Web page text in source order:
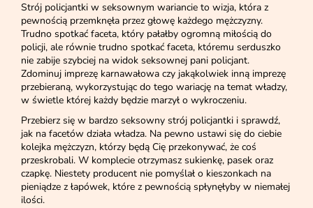
Strój policjantki w seksownym wariancie to wizja, która z
pewnością przemknęła przez głowę każdego mężczyzny.
Trudno spotkać faceta, który pałałby ogromną miłością do
policji, ale równie trudno spotkać faceta, któremu serduszko
nie zabije szybciej na widok seksownej pani policjant.
Zdominuj imprezę karnawałowa czy jakąkolwiek inną imprezę
przebieraną, wykorzystując do tego wariację na temat władzy,
w świetle której każdy będzie marzył o wykroczeniu.
Przebierz się w bardzo seksowny strój policjantki i sprawdź,
jak na facetów działa władza. Na pewno ustawi się do ciebie
kolejka mężczyzn, którzy będą Cię przekonywać, że coś
przeskrobali. W komplecie otrzymasz sukienkę, pasek oraz
czapkę. Niestety producent nie pomyślał o kieszonkach na
pieniądze z łapówek, które z pewnością spłynęłyby w niemałej
ilości.